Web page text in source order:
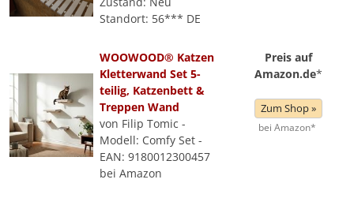
Standort: 56*** DE
WOOWOOD® Katzen
Kletterwand Set 5-
teilig, Katzenbett &
Treppen Wand
von Filip Tomic -
Modell: Comfy Set -
EAN: 9180012300457
bei Amazon
Preis auf
Amazon.de*
Zum Shop »
bei Amazon*